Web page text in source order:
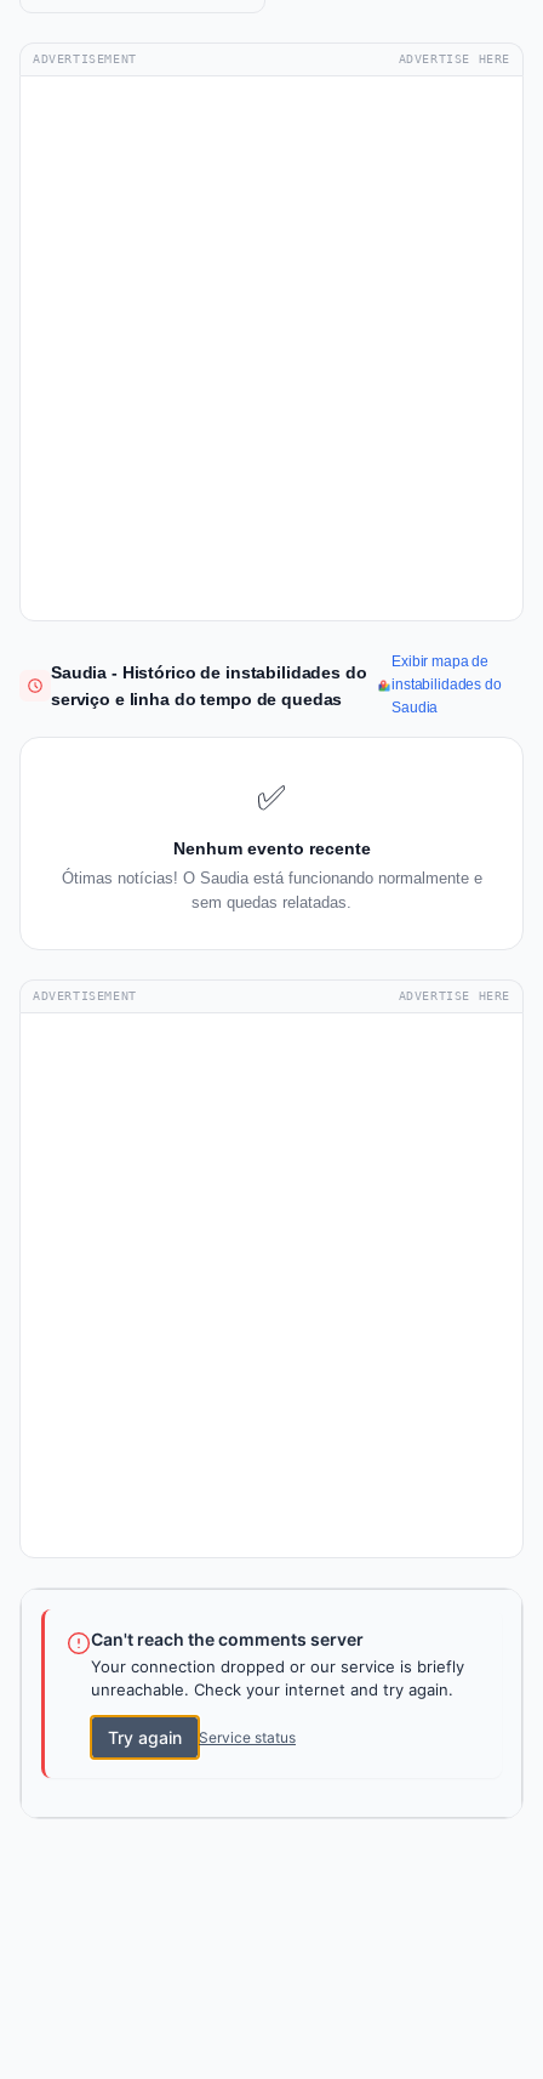
ADVERTISEMENT ADVERTISE HERE
Saudia - Histórico de instabilidades do
serviço e linha do tempo de quedas
Exibir mapa de
instabilidades do
Saudia
✅
Nenhum evento recente
Ótimas notícias! O Saudia está funcionando normalmente e
sem quedas relatadas.
ADVERTISEMENT ADVERTISE HERE
Can't reach the comments server
Your connection dropped or our service is briefly
unreachable. Check your internet and try again.
Try again Service status